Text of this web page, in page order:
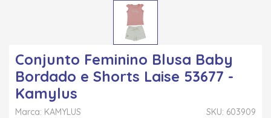
Conjunto Feminino Blusa Baby
Bordado e Shorts Laise 53677 -
Kamylus
SKU: 603909
Marca: KAMYLUS